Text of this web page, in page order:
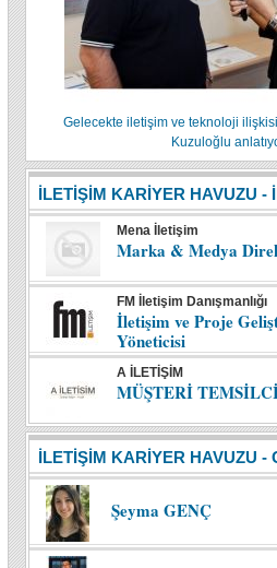
Gelecekte iletişim ve teknoloji
Kuzuloğlu
İLETİŞİM KARİYER HAVUZU -
Mena İletişim
Marka & Medya
FM İletişim Danışmanlığı
İletişim ve Proje
Yöneticisi
A İLETİŞİM
MÜŞTERİ
İLETİŞİM KARİYER HAVUZU -
Şeyma GENÇ